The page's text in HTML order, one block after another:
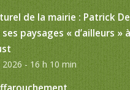
de la mairie : Patrick
paysages « d’ailleurs » à
- 16 h 10 min